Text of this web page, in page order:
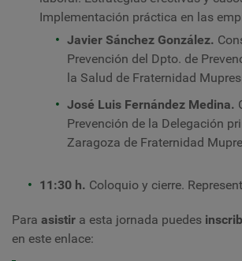
Implementación práctica en las
Javier Sánchez González.
Prevención del Dpto. de
la Salud de Fraternidad
José Luis Fernández Medina.
Prevención de la Delegación
Zaragoza de Fraternidad
11:30 h. Coloquio y cierre.
Para asistir a esta jornada puedes
en este enlace: